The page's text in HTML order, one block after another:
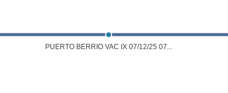
PUERTO BERRIO VAC IX 07/12/25 07...